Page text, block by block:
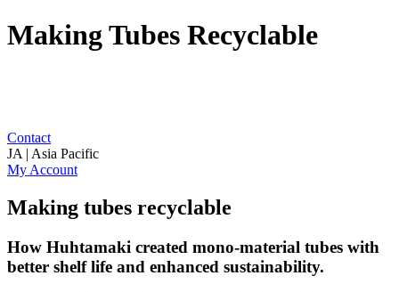
Making Tubes Recyclable
Contact
JA | Asia Pacific
My Account
Making tubes recyclable
How Huhtamaki created mono-material tubes with
better shelf life and enhanced sustainability.